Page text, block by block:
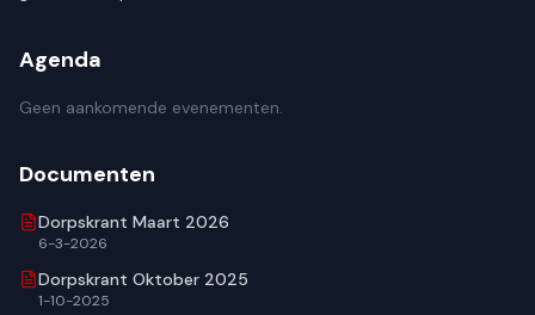
Agenda
Geen aankomende evenementen.
Documenten
Dorpskrant Maart 2026
6-3-2026
Dorpskrant Oktober 2025
1-10-2025